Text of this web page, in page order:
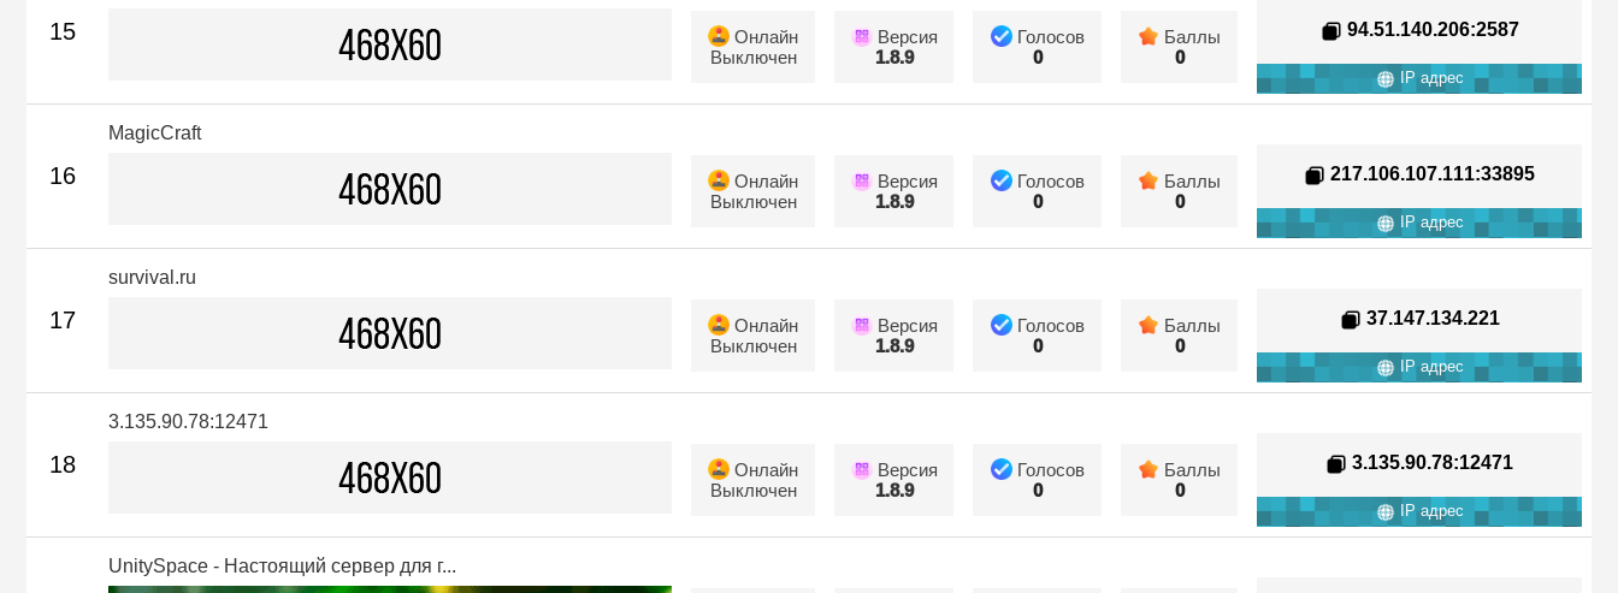
15
Онлайн
Выключен
Версия
1.8.9
Голосов
0
Баллы
0
94.51.140.206:2587
IP адрес
16
MagicCraft
Онлайн
Выключен
Версия
1.8.9
Голосов
0
Баллы
0
217.106.107.111:33895
IP адрес
17
survival.ru
Онлайн
Выключен
Версия
1.8.9
Голосов
0
Баллы
0
37.147.134.221
IP адрес
18
3.135.90.78:12471
Онлайн
Выключен
Версия
1.8.9
Голосов
0
Баллы
0
3.135.90.78:12471
IP адрес
UnitySpace - Настоящий сервер для г...